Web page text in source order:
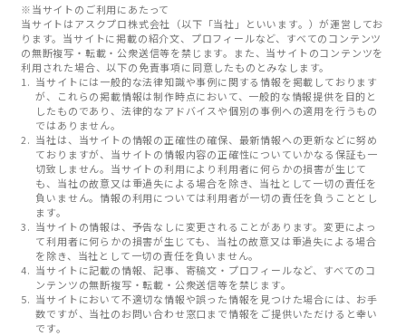
※当サイトのご利用にあたって
当サイトはアスクプロ株式会社（以下「当社」といいます。）が運営してお
ります。当サイトに掲載の紹介文、プロフィールなど、すべてのコンテンツ
の無断複写・転載・公衆送信等を禁じます。また、当サイトのコンテンツを
利用された場合、以下の免責事項に同意したものとみなします。
当サイトには一般的な法律知識や事例に関する情報を掲載しております
が、これらの掲載情報は制作時点において、一般的な情報提供を目的と
したものであり、法律的なアドバイスや個別の事例への適用を行うもの
ではありません。
当社は、当サイトの情報の正確性の確保、最新情報への更新などに努め
ておりますが、当サイトの情報内容の正確性についていかなる保証も一
切致しません。当サイトの利用により利用者に何らかの損害が生じて
も、当社の故意又は重過失による場合を除き、当社として一切の責任を
負いません。情報の利用については利用者が一切の責任を負うこととし
ます。
当サイトの情報は、予告なしに変更されることがあります。変更によっ
て利用者に何らかの損害が生じても、当社の故意又は重過失による場合
を除き、当社として一切の責任を負いません。
当サイトに記載の情報、記事、寄稿文・プロフィールなど、すべてのコ
ンテンツの無断複写・転載・公衆送信等を禁じます。
当サイトにおいて不適切な情報や誤った情報を見つけた場合には、お手
数ですが、当社のお問い合わせ窓口まで情報をご提供いただけると幸い
です。